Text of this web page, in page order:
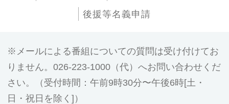
後援等名義申請
メールによる番組についての質問は受け付けてお
りません。026-223-1000（代）へお問い合わせくだ
さい。（受付時間：午前9時30分〜午後6時[土・
日・祝日を除く]）